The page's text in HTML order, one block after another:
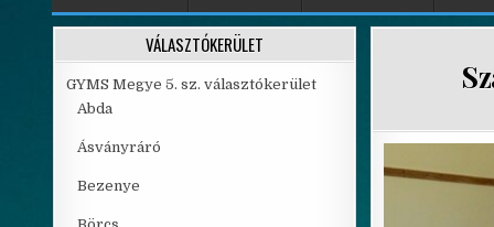
VÁLASZTÓKERÜLET
GYMS Megye 5. sz. választókerület
Abda
Ásványráró
Bezenye